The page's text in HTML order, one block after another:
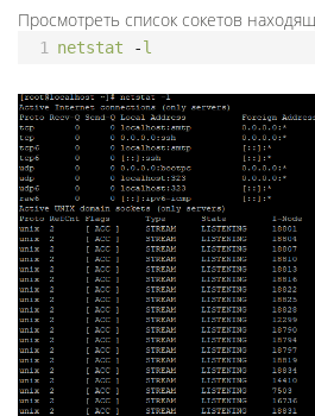
Просмотреть список сокетов
1 netstat -l